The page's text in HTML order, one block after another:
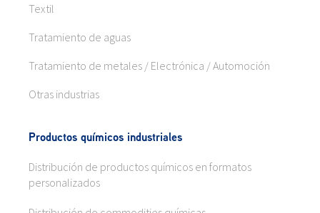
Textil
Tratamiento de aguas
Tratamiento de metales / Electrónica / Automoción
Otras industrias
Productos químicos industriales
Distribución de productos químicos en formatos
personalizados